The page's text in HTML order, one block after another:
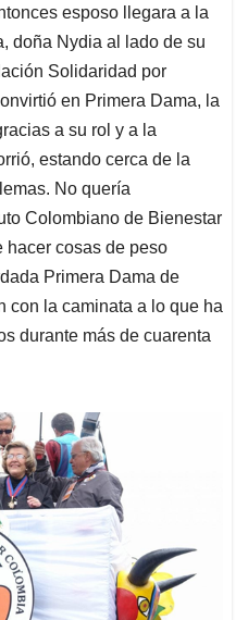
esposo llegara a la
doña Nydia al lado de su
Solidaridad por
en Primera Dama, la
a su rol y a la
estando cerca de la
No quería
Colombiano de Bienestar
hacer cosas de peso
Primera Dama de
con la caminata a lo que ha
durante más de cuarenta